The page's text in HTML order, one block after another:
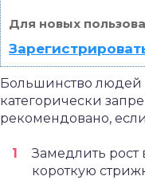
Для новых
Большинство людей
категорически
рекомендовано,
Замедлить рост
короткую